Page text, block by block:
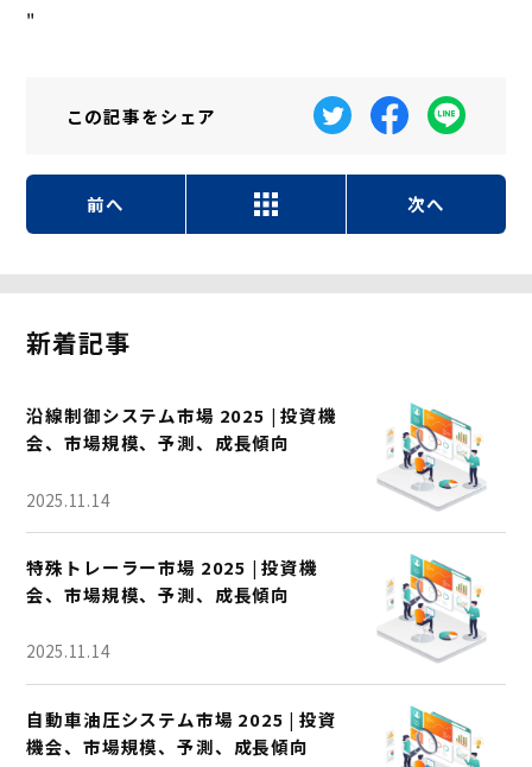
"
この記事をシェア
前へ 次へ
新着記事
沿線制御システム市場 2025 | 投資機
会、市場規模、予測、成長傾向
2025.11.14
特殊トレーラー市場 2025 | 投資機
会、市場規模、予測、成長傾向
2025.11.14
自動車油圧システム市場 2025 | 投資
機会、市場規模、予測、成長傾向